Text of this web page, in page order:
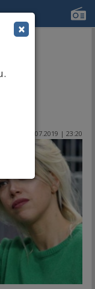
07.07.2019 | 23:20
×